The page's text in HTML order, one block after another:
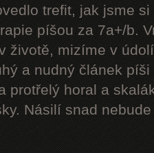
trefit, jak jsme
píšou za 7a+/b.
životě, mizíme v
a nudný článek
protřelý horal a
Násilí snad